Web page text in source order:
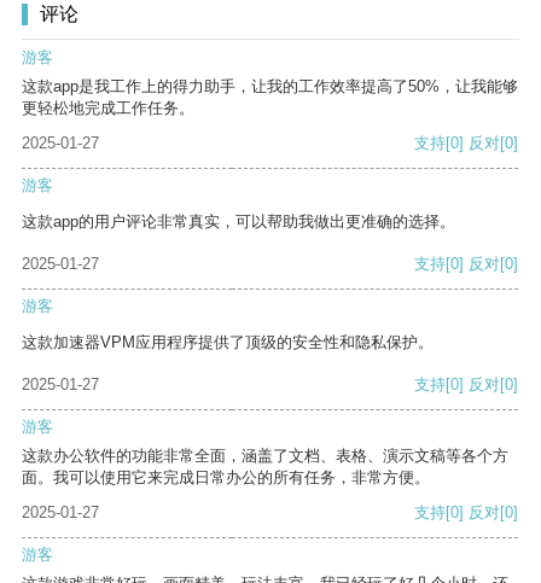
评论
游客
这款app是我工作上的得力助手，让我的工作效率提高了50%，让我能够
更轻松地完成工作任务。
2025-01-27
支持[0] 反对[0]
游客
这款app的用户评论非常真实，可以帮助我做出更准确的选择。
2025-01-27 支持[0] 反对[0]
游客
这款加速器VPM应用程序提供了顶级的安全性和隐私保护。
2025-01-27 支持[0] 反对[0]
游客
这款办公软件的功能非常全面，涵盖了文档、表格、演示文稿等各个方
面。我可以使用它来完成日常办公的所有任务，非常方便。
2025-01-27
支持[0] 反对[0]
游客